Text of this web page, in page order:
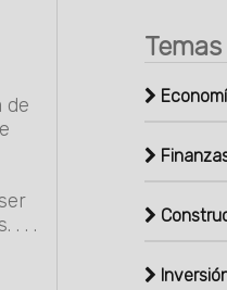
de
. . .